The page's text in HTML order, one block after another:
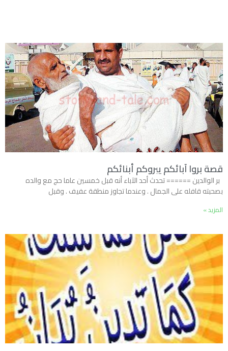
قصة بروا آبائكم يبروكم أبنائكم
بر الوالدين ====== تحدث أحد الآباء أنه قبل خمسين عاما حج مع والده
بصحبته قافله على الجمال . وعندما تجاوز منطقة عفيف . وقبل
المزيد »